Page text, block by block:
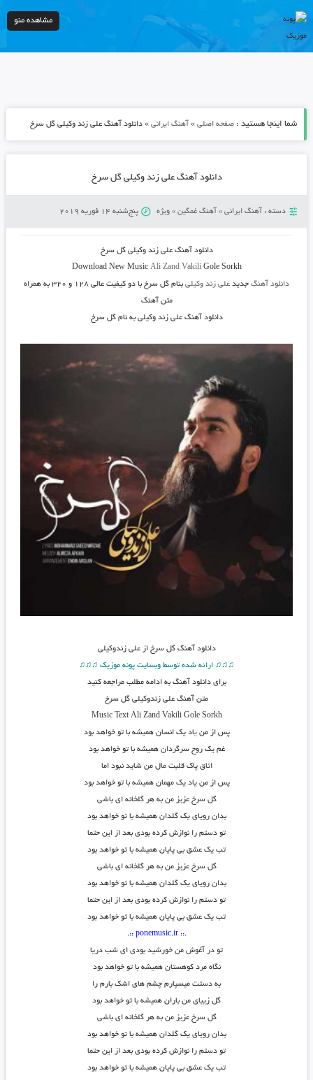
مشاهده منو
شما اینجا هستید : صفحه اصلی» آهنگ ایرانی» دانلود آهنگ علی زند وکیلی گل سرخ
دانلود آهنگ علی زند وکیلی گل سرخ
دسته : آهنگ ایرانی» آهنگ غمگین» ویژه پنج‌شنبه 14 فوریه 2019
دانلود آهنگعلی زند وکیلی گل سرخ
Download New Music Ali Zand VakiliGole Sorkh
دانلود آهنگجدید علی زند وکیلیبنام گل سرخ
با دو کیفیت عالی ۱۲۸ و ۳۲۰ به همراه
متن آهنگ
دانلود آهنگ علی زند وکیلی به نام گل سرخ
دانلود آهنگ گل سرخ از علی زندوکیلی
♫♫♫ ارائه شده توسط وبسایت پونه موزیک ♫♫♫
برای دانلود آهنگ به ادامه مطلب مراجعه کنید
متن آهنگ علی زندوکیلی گل سرخ
Music Text Ali Zand Vakili Gole Sorkh
پس از منیاد یک انسان همیشه با تو خواهد بود
غم یک روح سرگردان همیشه با تو خواهد بود
اتاق پاک قلبت مال من شاید نبود اما
پس از من یاد یک مهمان همیشه با تو خواهد بود
گل سرخ عزیز من به هر گلخانه ای باشی
بدان رویای یک گلدان همیشه با تو خواهد بود
تو دستم را نوازش کرده بودی بعد از این حتما
تب یک عشق بی پایان همیشه با تو خواهد بود
گل سرخ عزیز من به هر گلخانه ای باشی
بدان رویای یک گلدان همیشه با تو خواهد بود
تو دستم را نوازش کرده بودی بعد از این حتما
تب یک عشق بی پایان همیشه با تو خواهد بود
.:: ponemusic.ir ::.
تو در آغوش من خورشید بودی ای شب دریا
نگاه مرد کوهستان همیشه با تو خواهد بود
به دستت میسپارم چشم های اشک بارم را
گل زیبای من باران همیشه با تو خواهد بود
گل سرخ عزیز من به هر گلخانه ای باشی
بدان رویای یک گلدان همیشه با تو خواهد بود
تو دستم را نوازش کرده بودی بعد از این حتما
تب یک عشق بی پایان همیشه با تو خواهد بود